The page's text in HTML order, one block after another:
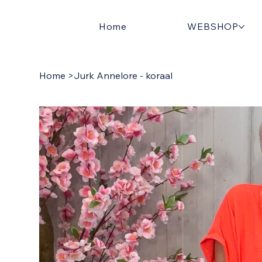
Home WEBSHOP
Home >Jurk Annelore - koraal